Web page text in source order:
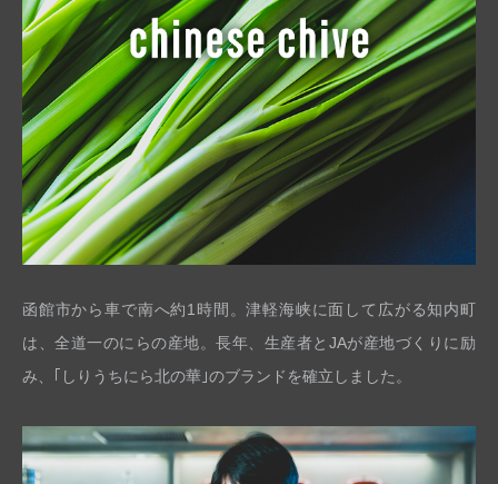
函館市から車で南へ約1時間。津軽海峡に面して広がる知内町
は、全道一のにらの産地。長年、生産者とJAが産地づくりに励
み、｢しりうちにら北の華｣のブランドを確立しました。